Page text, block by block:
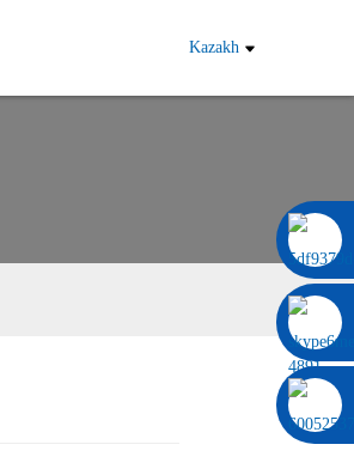
Kazakh